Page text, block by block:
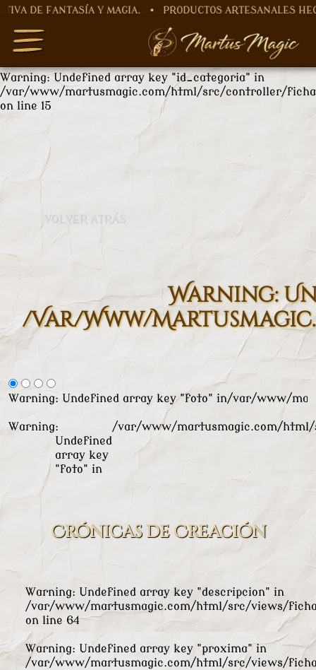
Y MAGIA. • PRODUCTOS ARTESANALES HECHOS A
/var/www/martusmagic.com/html/src/controller/
on line12
Warning: Undefined array key "id_categoria" in
/var/www/martusmagic.com/html/src/controller/
on line 15
VOLVER ATRÁS
Warning:
/var/www/
Warning: Undefined array key "foto" in/var/www/
Warning:
Undefined
array key
"foto" in
/var/www/martusmagic.com/html/
Crónicas de Creación
Warning: Undefined array key "descripcion" in
/var/www/martusmagic.com/html/src/views/
on line 64
Warning: Undefined array key "proxima" in
/var/www/martusmagic.com/html/src/views/